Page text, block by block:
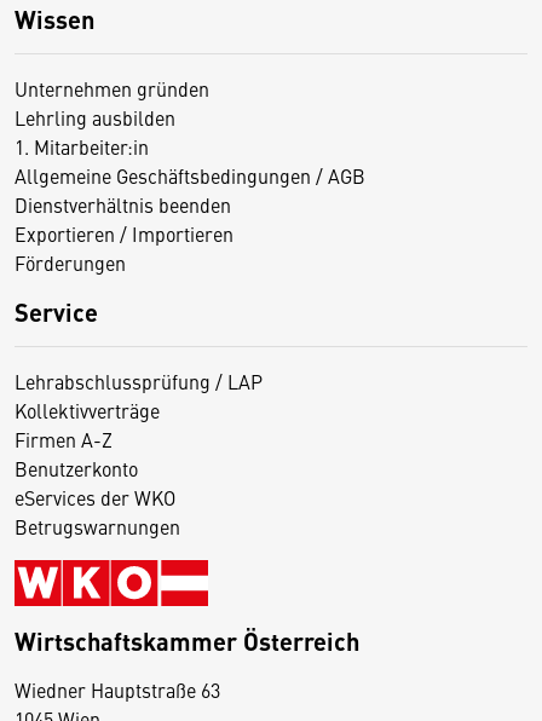
Wissen
Unternehmen gründen
Lehrling ausbilden
1. Mitarbeiter:in
Allgemeine Geschäftsbedingungen / AGB
Dienstverhältnis beenden
Exportieren / Importieren
Förderungen
Service
Lehrabschlussprüfung / LAP
Kollektivverträge
Firmen A-Z
Benutzerkonto
eServices der WKO
Betrugswarnungen
Wirtschaftskammer Österreich
Wiedner Hauptstraße 63
D